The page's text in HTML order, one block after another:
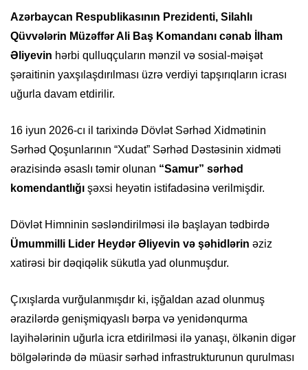
Azərbaycan Respublikasının Prezidenti, Silahlı
Qüvvələrin Müzəffər Ali Baş Komandanı cənab İlham
Əliyevin hərbi qulluqçuların mənzil və sosial-məişət
şəraitinin yaxşılaşdırılması üzrə verdiyi tapşırıqların icrası
uğurla davam etdirilir.
16 iyun 2026-cı il tarixində Dövlət Sərhəd Xidmətinin
Sərhəd Qoşunlarının “Xudat” Sərhəd Dəstəsinin xidməti
ərazisində əsaslı təmir olunan “Samur” sərhəd
komendantlığı şəxsi heyətin istifadəsinə verilmişdir.
Dövlət Himninin səsləndirilməsi ilə başlayan tədbirdə
Ümummilli Lider Heydər Əliyevin və şəhidlərin əziz
xatirəsi bir dəqiqəlik sükutla yad olunmuşdur.
Çıxışlarda vurğulanmışdır ki, işğaldan azad olunmuş
ərazilərdə genişmiqyaslı bərpa və yenidənqurma
layihələrinin uğurla icra etdirilməsi ilə yanaşı, ölkənin digər
bölgələrində də müasir sərhəd infrastrukturunun qurulması